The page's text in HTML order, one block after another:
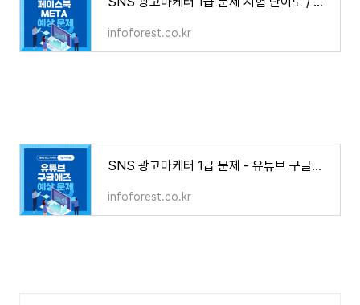
infoforest.co.kr
SNS 광고마케터 1급 문제 - 유튜브 구글애즈 예상 문제
infoforest.co.kr